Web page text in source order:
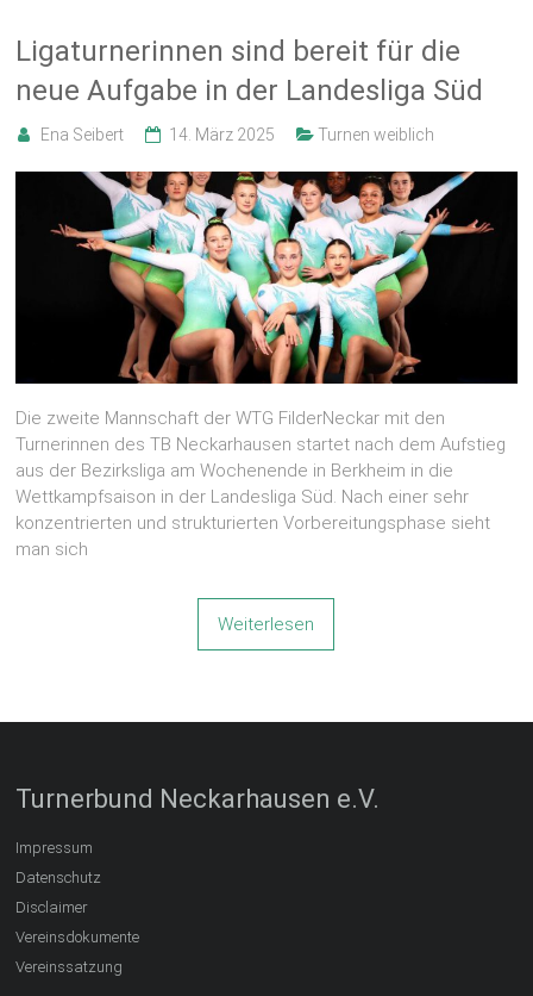
Ligaturnerinnen sind bereit für die
neue Aufgabe in der Landesliga Süd
Ena Seibert 14. März 2025 Turnen weiblich
Die zweite Mannschaft der WTG FilderNeckar mit den
Turnerinnen des TB Neckarhausen startet nach dem Aufstieg
aus der Bezirksliga am Wochenende in Berkheim in die
Wettkampfsaison in der Landesliga Süd. Nach einer sehr
konzentrierten und strukturierten Vorbereitungsphase sieht
man sich
Weiterlesen
Turnerbund Neckarhausen e.V.
Impressum
Datenschutz
Disclaimer
Vereinsdokumente
Vereinssatzung